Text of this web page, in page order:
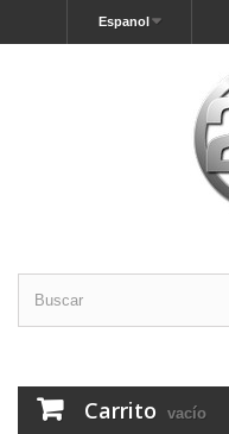
Espanol
Carrito vacío